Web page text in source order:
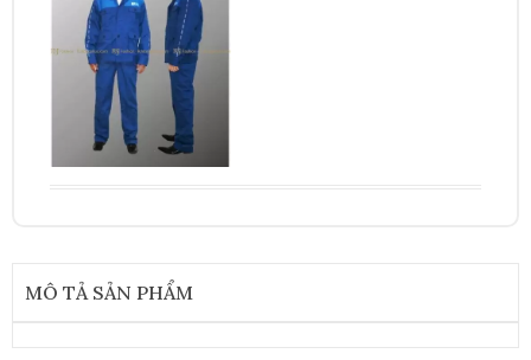
MÔ TẢ SẢN PHẨM